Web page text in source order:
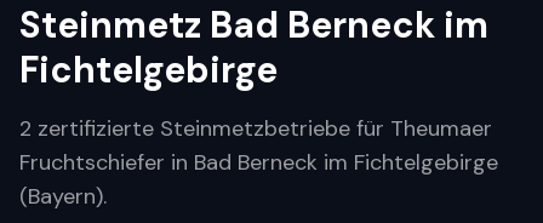
Steinmetz Bad Berneck im
Fichtelgebirge
2 zertifizierte Steinmetzbetriebe für Theumaer
Fruchtschiefer in Bad Berneck im Fichtelgebirge
(Bayern).